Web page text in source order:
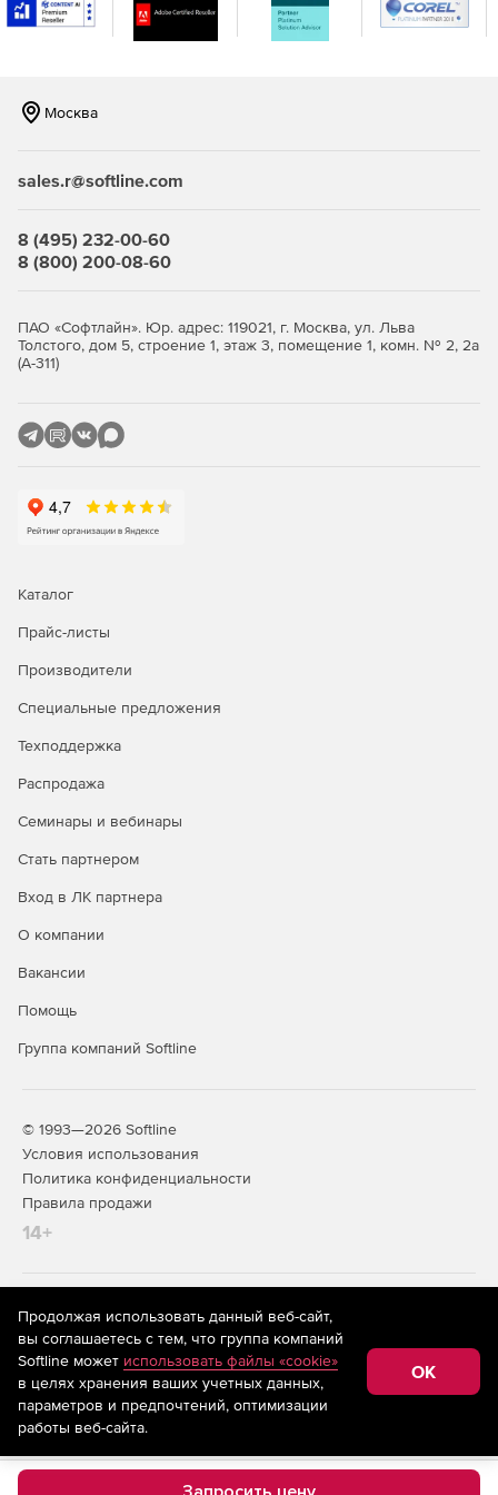
Москва
sales.r@softline.com
8 (495) 232-00-60
8 (800) 200-08-60
ПАО «Софтлайн». Юр. адрес: 119021, г. Москва, ул. Льва
Толстого, дом 5, строение 1, этаж 3, помещение 1, комн. № 2, 2а
(А-311)
Каталог
Прайс-листы
Производители
Специальные предложения
Техподдержка
Распродажа
Семинары и вебинары
Стать партнером
Вход в ЛК партнера
О компании
Вакансии
Помощь
Группа компаний Softline
© 1993—2026 Softline
Условия использования
Политика конфиденциальности
Правила продажи
14+
На информационном ресурсе store.softline.ru применяются
рекомендательные технологии
(информационные технологии
предоставления информации на основе сбора,
систематизации и анализа сведений, относящихся к
предпочтениям пользователей сети «Интернет»,
находящихся на территории Российской Федерации)
Продолжая использовать данный веб-сайт,
вы соглашаетесь с тем, что группа компаний
Softline может использовать файлы «cookie»
в целях хранения ваших учетных данных,
параметров и предпочтений, оптимизации
работы веб-сайта.
OK